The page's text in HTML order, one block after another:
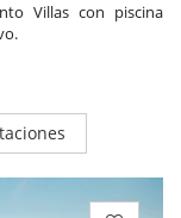
Villas con piscina